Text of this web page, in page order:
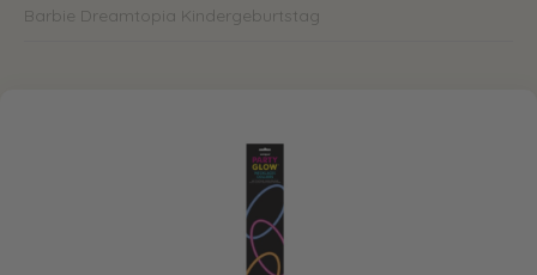
Barbie Dreamtopia Kindergeburtstag
Bildergalerie überspringen